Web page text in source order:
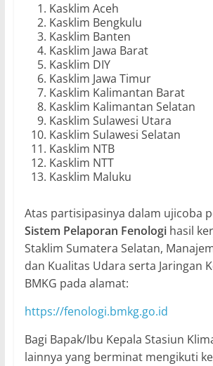
Kasklim Aceh
Kasklim Bengkulu
Kasklim Banten
Kasklim Jawa Barat
Kasklim DIY
Kasklim Jawa Timur
Kasklim Kalimantan Barat
Kasklim Kalimantan Selatan
Kasklim Sulawesi Utara
Kasklim Sulawesi Selatan
Kasklim NTB
Kasklim NTT
Kasklim Maluku
Atas partisipasinya dalam ujicoba
Sistem Pelaporan Fenologihasil
Staklim Sumatera Selatan,
dan Kualitas Udara serta Jaringan
BMKG pada alamat:
https://fenologi.bmkg.go.id
Bagi Bapak/Ibu Kepala Stasiun
lainnya yang berminat mengikuti